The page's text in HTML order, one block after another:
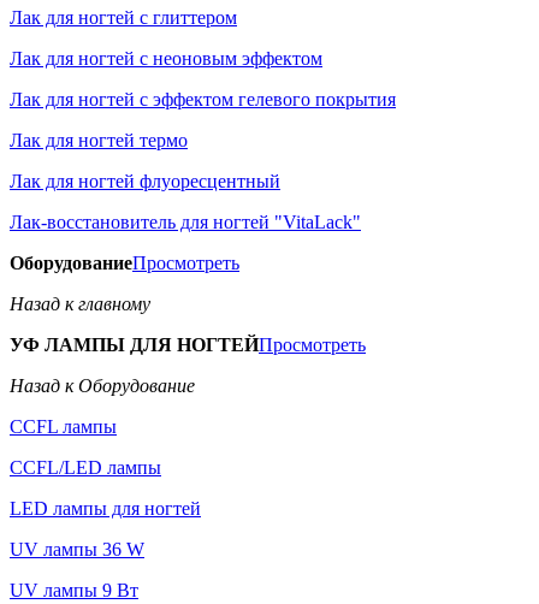
Лак для ногтей с глиттером
Лак для ногтей с неоновым эффектом
Лак для ногтей с эффектом гелевого покрытия
Лак для ногтей термо
Лак для ногтей флуоресцентный
Лак-восстановитель для ногтей "VitaLack"
ОборудованиеПросмотреть
Назад к главному
УФ ЛАМПЫ ДЛЯ НОГТЕЙПросмотреть
Назад к Оборудование
CCFL лампы
CCFL/LED лампы
LED лампы для ногтей
UV лампы 36 W
UV лампы 9 Вт